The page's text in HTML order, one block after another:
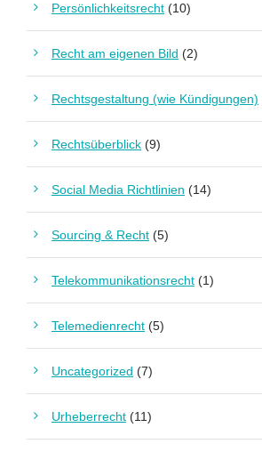
Persönlichkeitsrecht (10)
Recht am eigenen Bild (2)
Rechtsgestaltung (wie Kündigungen)
Rechtsüberblick (9)
Social Media Richtlinien (14)
Sourcing & Recht (5)
Telekommunikationsrecht (1)
Telemedienrecht (5)
Uncategorized (7)
Urheberrecht (11)